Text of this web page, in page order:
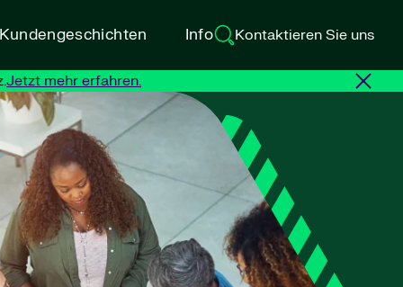
Info Kontaktieren Sie uns
Jetzt mehr erfahren.